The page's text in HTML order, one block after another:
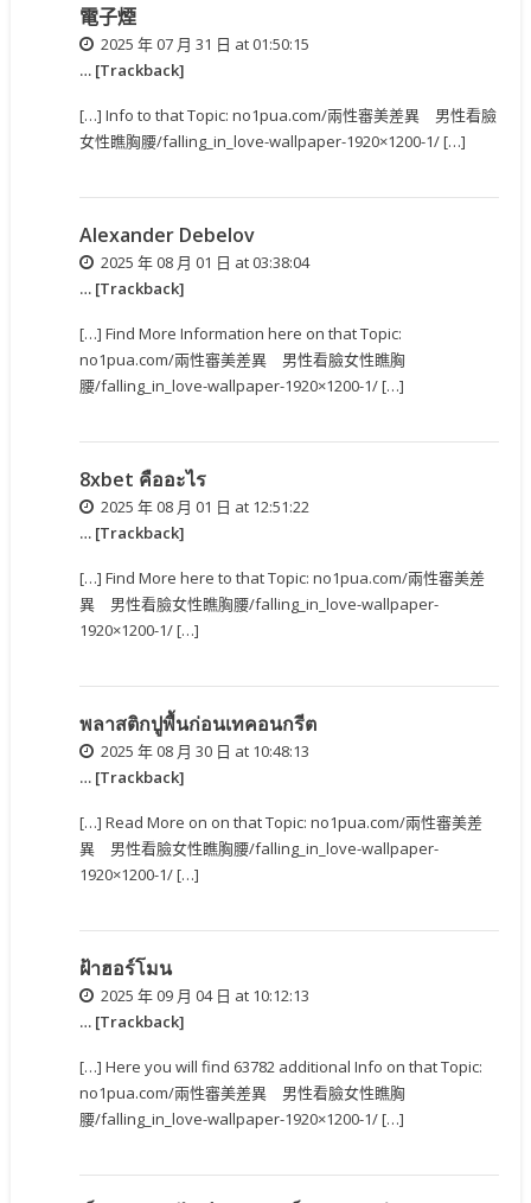
電子煙
2025 年 07 月 31 日 at 01:50:15
… [Trackback]
[…] Info to that Topic: no1pua.com/兩性審美差異 男性看臉
女性瞧胸腰/falling_in_love-wallpaper-1920×1200-1/ […]
Alexander Debelov
2025 年 08 月 01 日 at 03:38:04
… [Trackback]
[…] Find More Information here on that Topic:
no1pua.com/兩性審美差異 男性看臉女性瞧胸
腰/falling_in_love-wallpaper-1920×1200-1/ […]
8xbet คืออะไร
2025 年 08 月 01 日 at 12:51:22
… [Trackback]
[…] Find More here to that Topic: no1pua.com/兩性審美差
異 男性看臉女性瞧胸腰/falling_in_love-wallpaper-
1920×1200-1/ […]
พลาสติกปูพื้นก่อนเทคอนกรีต
2025 年 08 月 30 日 at 10:48:13
… [Trackback]
[…] Read More on on that Topic: no1pua.com/兩性審美差
異 男性看臉女性瞧胸腰/falling_in_love-wallpaper-
1920×1200-1/ […]
ฝ้าฮอร์โมน
2025 年 09 月 04 日 at 10:12:13
… [Trackback]
[…] Here you will find 63782 additional Info on that Topic:
no1pua.com/兩性審美差異 男性看臉女性瞧胸
腰/falling_in_love-wallpaper-1920×1200-1/ […]